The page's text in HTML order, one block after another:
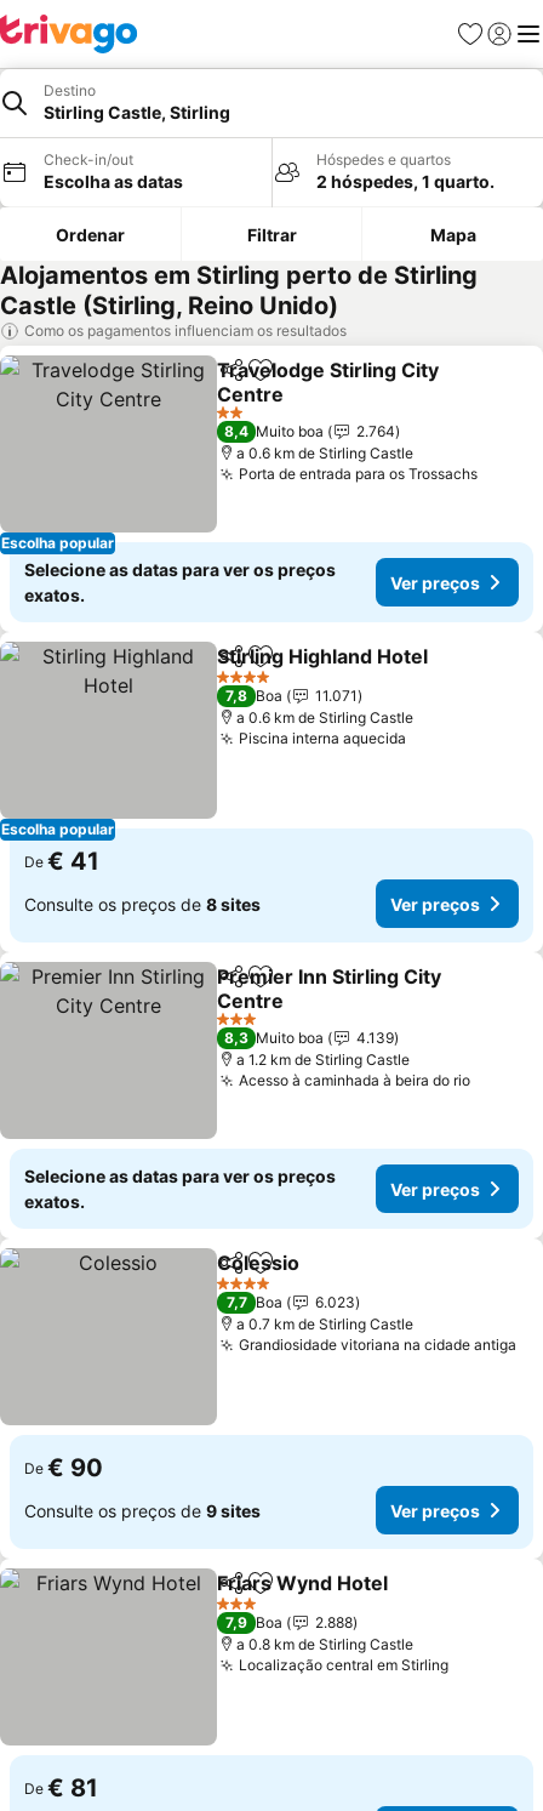
Favoritos
Iniciar
Destino
Stirling Castle, Stirling
Check-in/out
Escolha as datas
Hóspedes e quartos
2 hóspedes, 1 quarto.
Ordenar Filtrar Mapa
Alojamentos em Stirling perto de Stirling
Castle (Stirling, Reino Unido)
Como os pagamentos influenciam os resultados
Escolha popular
PartilharAdicionar aos favoritos
Travelodge Stirling City
Centre
Ver preços
2 Estrelas
8,4 Muito boa
2.764
a 0.6 km de Stirling Castle
Porta de entrada para os TrossachsVer
Selecione as datas para ver os preços
exatos.
Ver preços
Escolha popular
PartilharAdicionar aos favoritos
Stirling Highland Hotel
4 Estrelas
7,8 Boa
11.071
a 0.6 km de Stirling Castle
Piscina interna aquecida
De € 41
Consulte os preços de 8 sites Ver preços
PartilharAdicionar aos favoritos
Premier Inn Stirling City
Centre
Ver preços
3 Estrelas
8,3 Muito boa
4.139
a 1.2 km de Stirling Castle
Acesso à caminhada à beira do rioVer
Selecione as datas para ver os preços
exatos.
Ver preços
PartilharAdicionar aos favoritos
Colessio
4 Estrelas
7,7 Boa
6.023
a 0.7 km de Stirling Castle
Grandiosidade vitoriana na cidade antiga
De € 90
Consulte os preços de 9 sites Ver preços
PartilharAdicionar aos favoritos
Friars Wynd Hotel
3 Estrelas
7,9 Boa
2.888
a 0.8 km de Stirling Castle
Localização central em StirlingVer
De € 81